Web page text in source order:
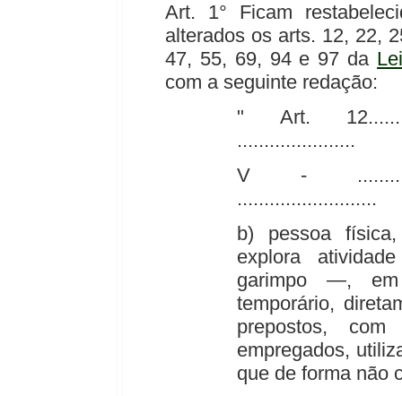
Art. 1° Ficam
alterados os arts. 12, 22,
47, 55, 69, 94 e 97 da
com a seguinte redação:
" Art.
......................
V -
..........................
b) pessoa
explora
garimpo —, em
temporário,
prepostos,
empregados,
que de forma não